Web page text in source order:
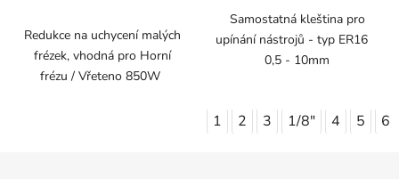
Redukce na uchycení malých
frézek, vhodná pro Horní
frézu / Vřeteno 850W
Samostatná kleština pro
upínání nástrojů - typ ER16
0,5 - 10mm
1 2 3 1/8" 4 5 6